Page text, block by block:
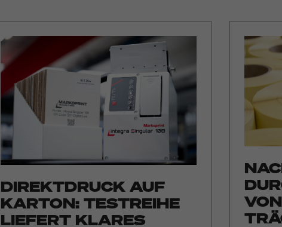
DIREKTDRUCK AUF
KARTON: TESTREIHE
LIEFERT KLARES